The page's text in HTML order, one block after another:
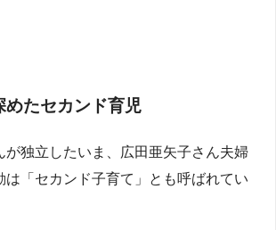
めたセカンド育児
が独立したいま、広田亜矢子さん夫婦
は「セカンド子育て」とも呼ばれてい